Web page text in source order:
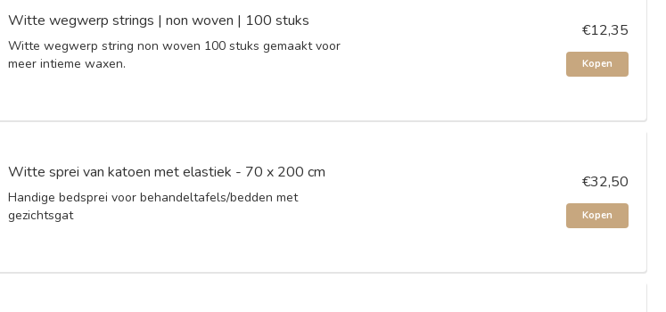
Witte wegwerp strings | non woven | 100 stuks
Witte wegwerp string non woven 100 stuks gemaakt voor
meer intieme waxen.
€12,35
Kopen
Witte sprei van katoen met elastiek - 70 x 200 cm
Handige bedsprei voor behandeltafels/bedden met
gezichtsgat
€32,50
Kopen